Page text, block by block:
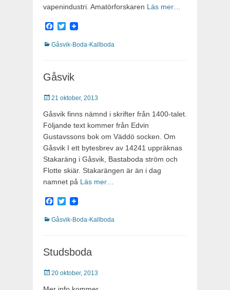
vapenindustri. Amatörforskaren Läs mer…
Facebook
Twitter
Kategorier
Gåsvik-Boda-Kallboda
Gåsvik
Publicerat
21 oktober, 2013
Gåsvik finns nämnd i skrifter från 1400-talet.
Följande text kommer från Edvin
Gustavssons bok om Väddö socken. Om
Gåsvik I ett bytesbrev av 14241 uppräknas
Stakaräng i Gåsvik, Bastaboda ström och
Flotte skiär. Stakarängen är än i dag
namnet på Läs mer…
Facebook
Twitter
Kategorier
Gåsvik-Boda-Kallboda
Studsboda
Publicerat
20 oktober, 2013